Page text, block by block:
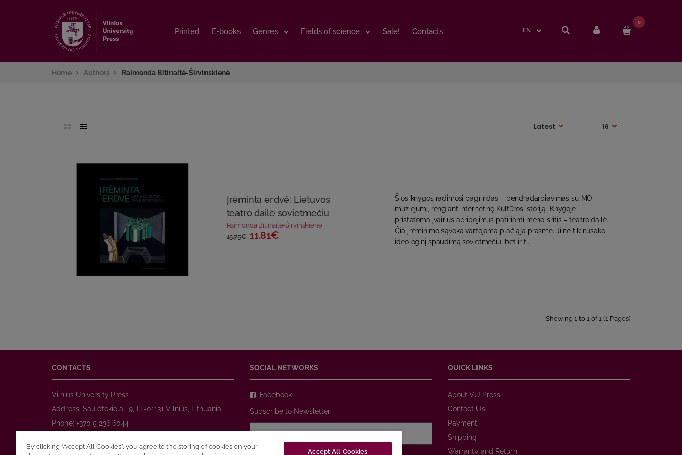
Printed E-books Genres Fields of science Sale! Contacts EN
0
Printed E-books Genres Fields of science Sale! Contacts EN
0
Home Authors Raimonda Bitinaitė-Širvinskienė
Įrėminta erdvė: Lietuvos
teatro dailė sovietmečiu
Raimonda Bitinaitė-Širvinskienė
15.75€ 11.81€
Šios knygos radimosi pagrindas – bendradarbiavimas su MO
muziejumi, rengiant internetinę Kultūros istoriją. Knygoje
pristatoma įvairius apribojimus patirianti meno sritis – teatro dailė.
Čia įrėminimo sąvoka vartojama plačiąja prasme. Ji ne tik nusako
ideologinį spaudimą sovietmečiu, bet ir ti..
Showing 1 to 1 of 1 (1 Pages)
CONTACTS
Vilnius University Press
Address: Saulėtekio al. 9, LT-01131 Vilnius, Lithuania
Phone: +370 5 236 6044
E-mail:prekyba@leidykla.vu.lt
SOCIAL NETWORKS
Facebook
Subscribe to Newsletter
QUICK LINKS
About VU Press
Contact Us
Payment
Shipping
Warranty and Return
By clicking “Accept All Cookies”, you agree to the storing of cookies on your
Accept All Cookies